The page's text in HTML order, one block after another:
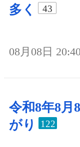
多く
43
08月08日 20:40
令和8年8月
がり
122